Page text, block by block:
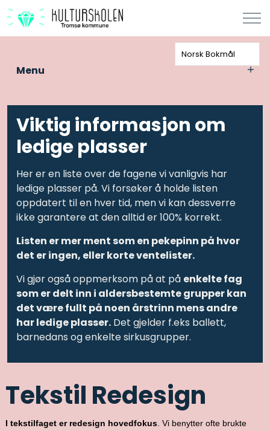
Menu
Viktig informasjon om
ledige plasser
Her er en liste over de fagene vi vanligvis har
ledige plasser på. Vi forsøker å holde listen
oppdatert til en hver tid, men vi kan dessverre
ikke garantere at den alltid er 100% korrekt.
Listen er mer ment som en pekepinn på hvor
det er ingen, eller korte ventelister.
Vi gjør også oppmerksom på at på enkelte fag
som er delt inn i aldersbestemte grupper kan
det være fullt på noen årstrinn mens andre
har ledige plasser. Det gjelder f.eks ballett,
barnedans og enkelte sirkusgrupper.
Tekstil Redesign
I tekstilfaget er redesign hovedfokus . Vi benytter ofte brukte
Norsk Bokmål